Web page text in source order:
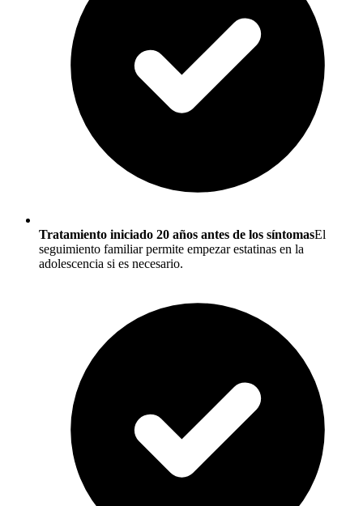
Tratamiento iniciado 20 años antes de los síntomasEl
seguimiento familiar permite empezar estatinas en la
adolescencia si es necesario.